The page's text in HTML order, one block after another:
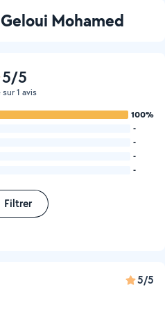
Mohamed
5/5
sur 1 avis
100%
-
-
-
-
Filtrer
5/5